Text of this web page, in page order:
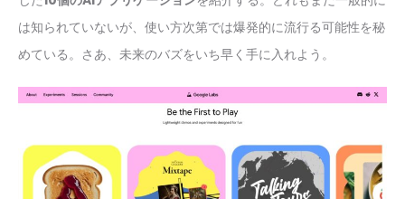
は知られていないが、使い方次第では爆発的に流行る可能性を秘
めている。さあ、未来のバズをいち早く手に入れよう。